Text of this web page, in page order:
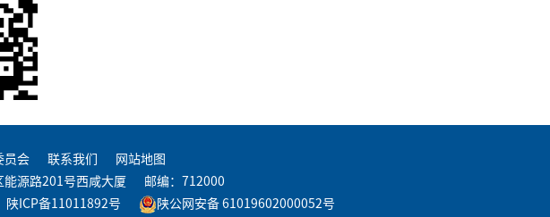
员会 联系我们
网站地图
源路201号西咸大厦
邮编：712000
陕ICP备11011892号 陕公网安备 61019602000052号